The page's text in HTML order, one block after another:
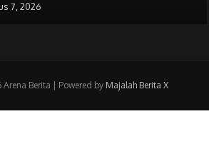
7, 2026
Berita | Powered by Majalah Berita X